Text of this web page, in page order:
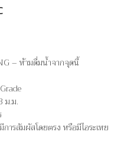
– ห้ามดื่มน้ำจากจุดนี้
ม.ม.
ารสัมผัสโดยตรง หรือมีไอระเหย